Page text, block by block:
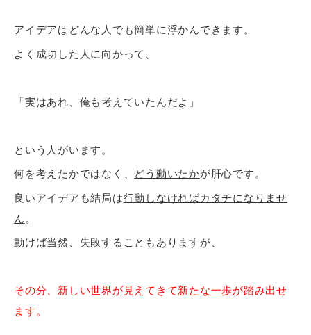
アイデアはどんな人でも簡単に浮かんできます。
よく成功した人に向かって、
「実はあれ、俺も考えていたんだよ」
という人がいます。
何を考えたかではなく、 どう動いたかが肝心です。
良いアイデアも結局は行動しなければカタチになりませ
ん 。
動けば当然、失敗することもありますが、
その分、新しい世界が見えてきて新たな一歩が踏み出せ
ます。